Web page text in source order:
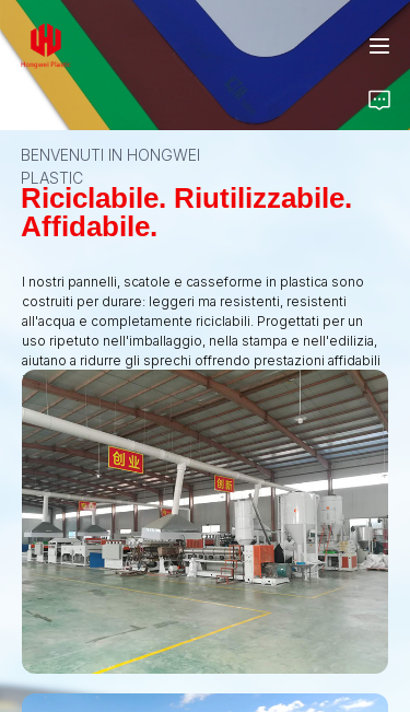
Riciclabile. Riutilizzabile.
Affidabile.
I nostri pannelli, scatole e casseforme in plastica sono
costruiti per durare: leggeri ma resistenti, resistenti
all'acqua e completamente riciclabili. Progettati per un
uso ripetuto nell'imballaggio, nella stampa e nell'edilizia,
aiutano a ridurre gli sprechi offrendo prestazioni affidabili
in ogni applicazione.
BENVENUTI IN HONGWEI
PLASTIC
Home
Chi siamo
Approfondimenti
Contatto